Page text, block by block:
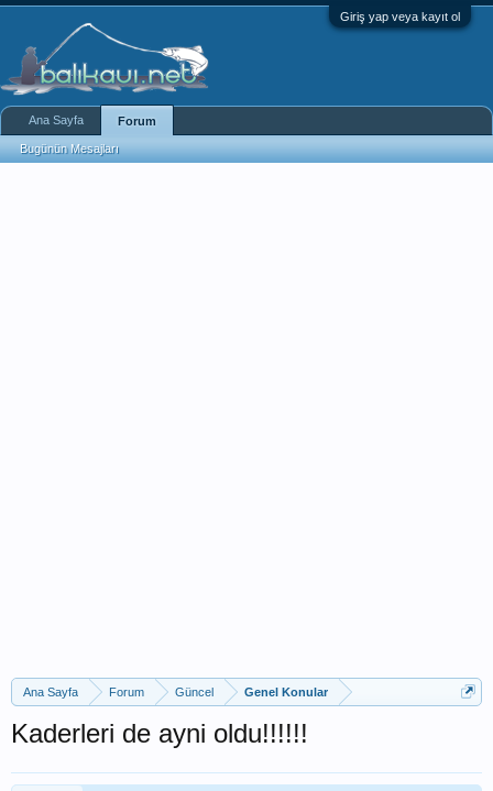
Giriş yap veya kayıt ol
Ana Sayfa Forum Güncel Genel Konular
Kaderleri de ayni oldu!!!!!!
Ana Sayfa Forum
Bugünün Mesajları